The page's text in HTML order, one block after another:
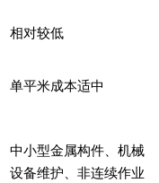
相对较低
单平米成本适中
中小型金属构件、机械
设备维护、非连续作业